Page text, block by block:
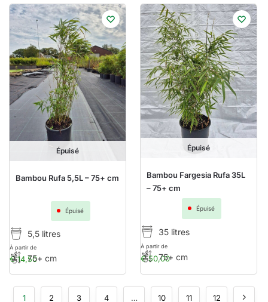
Épuisé
Bambou Rufa 5,5L – 75+ cm
Épuisé
€14,50
À partir de
5,5 litres
75+ cm
Épuisé
Bambou Fargesia Rufa 35L
– 75+ cm
Épuisé
€50,00
À partir de
35 litres
75+ cm
1 2 3 4 … 10 11 12